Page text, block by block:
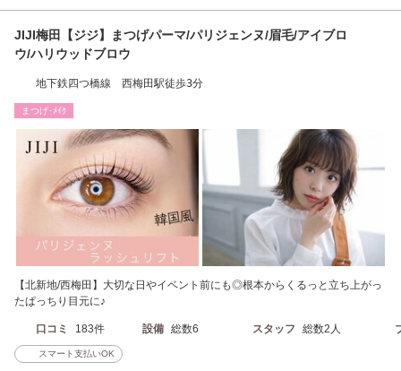
JIJI梅田【ジジ】まつげパーマ/パリジェンヌ/眉毛/アイブロ
ウ/ハリウッドブロウ
地下鉄四つ橋線 西梅田駅徒歩3分
まつげ･ﾒｲｸ
【北新地/西梅田】大切な日やイベント前にも◎根本からくるっと立ち上がっ
たぱっちり目元に♪
口コミ 183件 設備 総数6 スタッフ 総数2人
スマート支払いOK